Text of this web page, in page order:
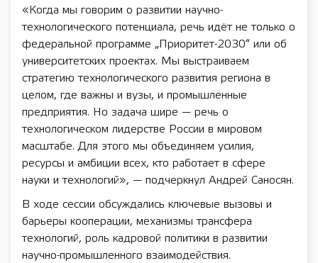
«Когда мы говорим о развитии научно-
технологического потенциала, речь идёт не только о
федеральной программе „Приоритет-2030“ или об
университетских проектах. Мы выстраиваем
стратегию технологического развития региона в
целом, где важны и вузы, и промышленные
предприятия. Но задача шире — речь о
технологическом лидерстве России в мировом
масштабе. Для этого мы объединяем усилия,
ресурсы и амбиции всех, кто работает в сфере
науки и технологий», — подчеркнул Андрей Саносян.
В ходе сессии обсуждались ключевые вызовы и
барьеры кооперации, механизмы трансфера
технологий, роль кадровой политики в развитии
научно-промышленного взаимодействия.